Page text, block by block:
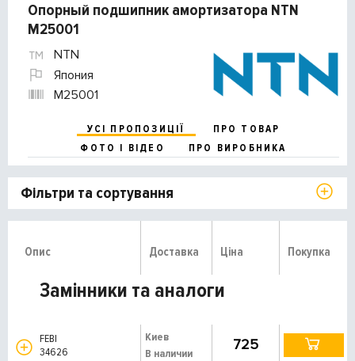
Опорный подшипник амортизатора NTN
M25001
NTN
Япония
M25001
УСІ ПРОПОЗИЦІЇ
ПРО ТОВАР
ФОТО І ВІДЕО
ПРО ВИРОБНИКА
Фільтри та сортування
Опис Доставка Ціна Покупка
Замінники та аналоги
FEBI
34626
Киев
В наличии
725